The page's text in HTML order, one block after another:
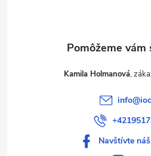
Kamila Holmanová
info@
Navštívte